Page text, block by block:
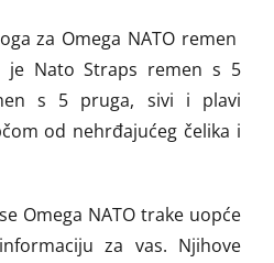
za Omega NATO remen
je Nato Straps remen s 5
s 5 pruga, sivi i plavi
od nehrđajućeg čelika i
Omega NATO trake uopće
za vas. Njihove